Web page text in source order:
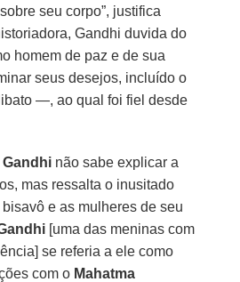
seu corpo”, justifica
Gandhi duvida do
homem de paz e de sua
seus desejos, incluído o
—, ao qual foi fiel desde
não sabe explicar a
mas ressalta o inusitado
e as mulheres de seu
[uma das meninas com
se referia a ele como
com o Mahatma